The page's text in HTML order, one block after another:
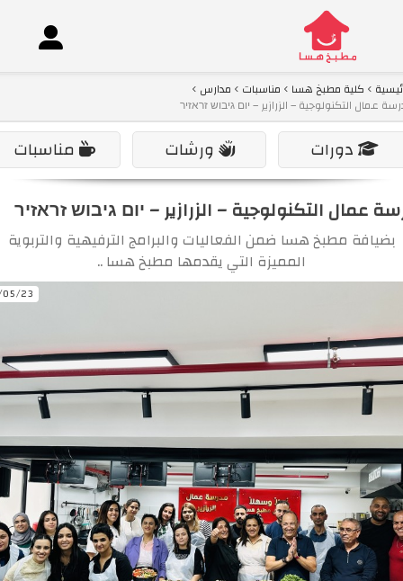
كلية مطبخ هسا مناسبات
مدارس
عمال التكنولوجية – الزرازير – יום גיבוש זראזיר
دورات ورشات مناسبات
عمال التكنولوجية – الزرازير – יום גיבוש זראזיר
بضيافة مطبخ هسا ضمن الفعاليات والبرامج الترفيهية والتربوية
المميزة التي يقدمها مطبخ هسا ..
23